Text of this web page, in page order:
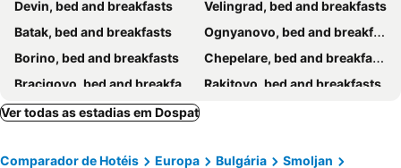
Devin, bed and breakfasts
Velingrad, bed and breakfasts
Batak, bed and breakfasts
Ognyanovo, bed and breakfasts
Borino, bed and breakfasts
Chepelare, bed and breakfasts
Bracigovo, bed and breakfasts
Rakitovo, bed and breakfasts
Smoljan, bed and breakfasts
Ver todas as estadias em Dospat
Comparador de Hotéis Europa Bulgária
Smoljan